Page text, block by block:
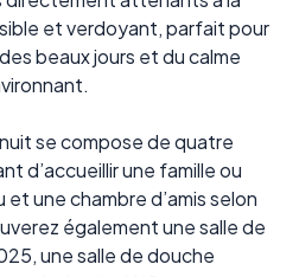
et verdoyant, parfait pour
beaux jours et du calme
se compose de quatre
d’accueillir une famille ou
et une chambre d’amis selon
également une salle de
une salle de douche